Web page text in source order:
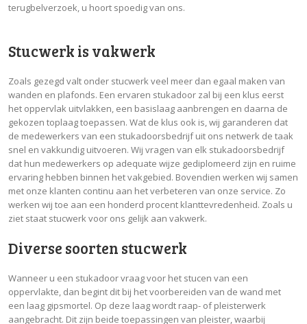
terugbelverzoek, u hoort spoedig van ons.
Stucwerk is vakwerk
Zoals gezegd valt onder stucwerk veel meer dan egaal maken van
wanden en plafonds. Een ervaren stukadoor zal bij een klus eerst
het oppervlak uitvlakken, een basislaag aanbrengen en daarna de
gekozen toplaag toepassen. Wat de klus ook is, wij garanderen dat
de medewerkers van een stukadoorsbedrijf uit ons netwerk de taak
snel en vakkundig uitvoeren. Wij vragen van elk stukadoorsbedrijf
dat hun medewerkers op adequate wijze gediplomeerd zijn en ruime
ervaring hebben binnen het vakgebied. Bovendien werken wij samen
met onze klanten continu aan het verbeteren van onze service. Zo
werken wij toe aan een honderd procent klanttevredenheid. Zoals u
ziet staat stucwerk voor ons gelijk aan vakwerk.
Diverse soorten stucwerk
Wanneer u een stukadoor vraag voor het stucen van een
oppervlakte, dan begint dit bij het voorbereiden van de wand met
een laag gipsmortel. Op deze laag wordt raap- of pleisterwerk
aangebracht. Dit zijn beide toepassingen van pleister, waarbij